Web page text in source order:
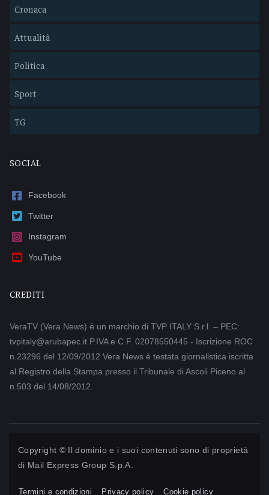
Cronaca
Attualità
Politica
Sport
TG
SOCIAL
Facebook
Twitter
Instagram
YouTube
CREDITI
VeraTV (Vera News) è un marchio di TVP ITALY S.r.l. – PEC:
tvpitaly@arubapec.it P.IVA e C.F. 02078550445 - Iscrizione ROC
n.23296 del 12/09/2012 Vera News è testata giornalistica iscritta
al Registro della Stampa presso il Tribunale di Ascoli Piceno al
n.503 del 14/08/2012.
Copyright © Il dominio e i suoi contenuti sono di proprietà
di Mail Express Group S.p.A.
Termini e condizioni Privacy policy Cookie policy